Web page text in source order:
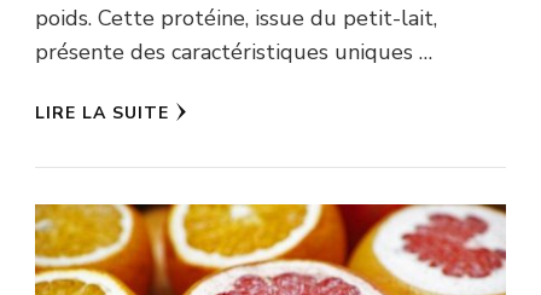
poids. Cette protéine, issue du petit-lait,
présente des caractéristiques uniques …
LIRE LA SUITE